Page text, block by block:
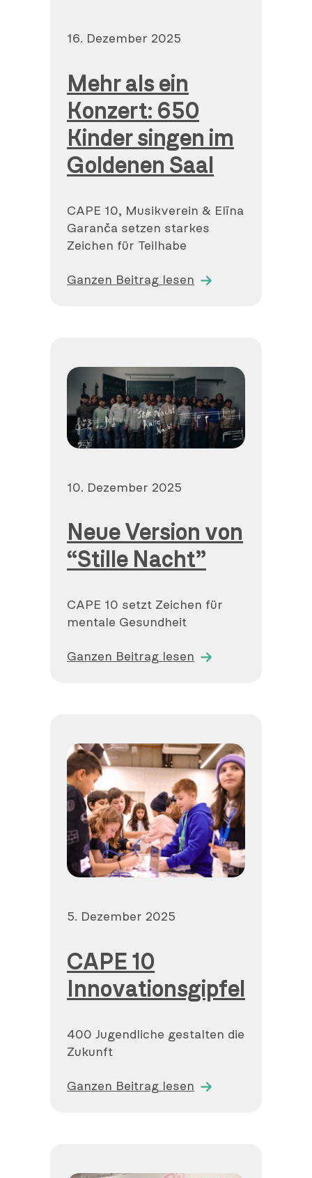
Veröffentlicht
16. Dezember 2025
Mehr als ein
Konzert: 650
Kinder singen im
Goldenen Saal
CAPE 10, Musikverein & Elīna
Garanča setzen starkes
Zeichen für Teilhabe
Ganzen Beitrag lesen
Veröffentlicht
10. Dezember 2025
Neue Version von
“Stille Nacht”
CAPE 10 setzt Zeichen für
mentale Gesundheit
Ganzen Beitrag lesen
Veröffentlicht
5. Dezember 2025
CAPE 10
Innovationsgipfel
400 Jugendliche gestalten die
Zukunft
Ganzen Beitrag lesen